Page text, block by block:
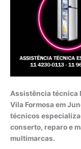
Assistência técnica
Vila Formosa em
técnicos
conserto, reparo e
multimarcas.